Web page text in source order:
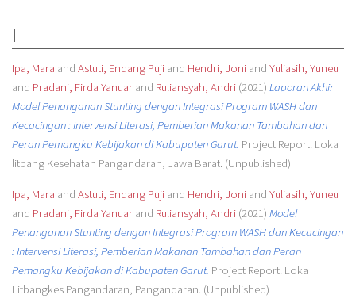
I
Ipa, Mara and Astuti, Endang Pujiand Hendri, Joniand Yuliasih, Yuneu
and Pradani, Firda Yanuarand Ruliansyah, Andri(2021) Laporan Akhir
Model Penanganan Stunting dengan Integrasi Program WASH dan
Kecacingan : Intervensi Literasi, Pemberian Makanan Tambahan dan
Peran Pemangku Kebijakan di Kabupaten Garut. Project Report. Loka
litbang Kesehatan Pangandaran, Jawa Barat. (Unpublished)
Ipa, Mara and Astuti, Endang Pujiand Hendri, Joniand Yuliasih, Yuneu
and Pradani, Firda Yanuarand Ruliansyah, Andri(2021) Model
Penanganan Stunting dengan Integrasi Program WASH dan Kecacingan
: Intervensi Literasi, Pemberian Makanan Tambahan dan Peran
Pemangku Kebijakan di Kabupaten Garut. Project Report. Loka
Litbangkes Pangandaran, Pangandaran. (Unpublished)